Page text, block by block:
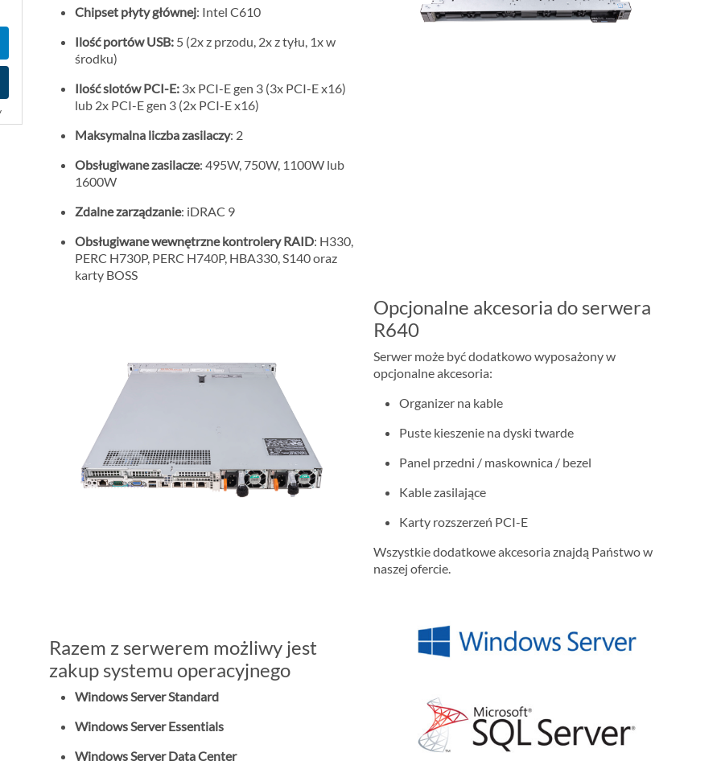
p
o
c
Chipset płyty głównej: Intel C610
Ilość portów USB: 5 (2x z przodu, 2x z tyłu, 1x w
środku)
Ilość slotów PCI-E: 3x PCI-E gen 3 (3x PCI-E x16)
lub 2x PCI-E gen 3 (2x PCI-E x16)
Maksymalna liczba zasilaczy: 2
Obsługiwane zasilacze: 495W, 750W, 1100W lub
1600W
Zdalne zarządzanie: iDRAC 9
Obsługiwane wewnętrzne kontrolery RAID: H330,
PERC H730P, PERC H740P, HBA330, S140 oraz
karty BOSS
Opcjonalne akcesoria do serwera
R640
Serwer może być dodatkowo wyposażony w
opcjonalne akcesoria:
Organizer na kable
Puste kieszenie na dyski twarde
Panel przedni / maskownica / bezel
Kable zasilające
Karty rozszerzeń PCI-E
Wszystkie dodatkowe akcesoria znajdą Państwo w
naszej ofercie.
Razem z serwerem możliwy jest
zakup systemu operacyjnego
Windows Server Standard
Windows Server Essentials
Windows Server Data Center